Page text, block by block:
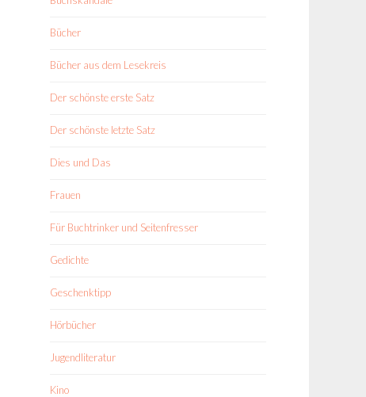
Bücher
Bücher aus dem Lesekreis
Der schönste erste Satz
Der schönste letzte Satz
Dies und Das
Frauen
Für Buchtrinker und Seitenfresser
Gedichte
Geschenktipp
Hörbücher
Jugendliteratur
Kino